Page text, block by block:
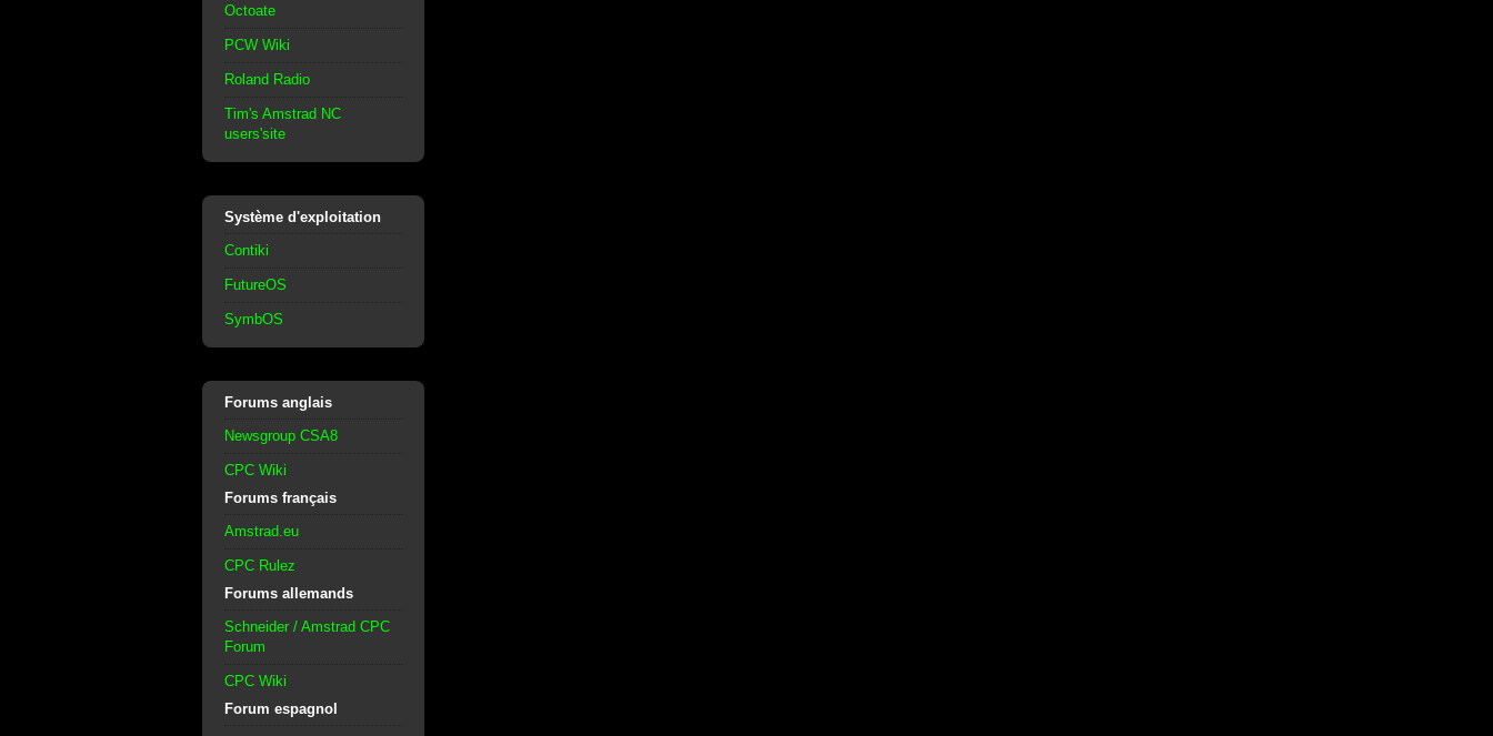
Octoate
PCW Wiki
Roland Radio
Tim's Amstrad NC
users'site
Système d'exploitation
Contiki
FutureOS
SymbOS
Forums anglais
Newsgroup CSA8
CPC Wiki
Forums français
Amstrad.eu
CPC Rulez
Forums allemands
Schneider / Amstrad CPC
Forum
CPC Wiki
Forum espagnol